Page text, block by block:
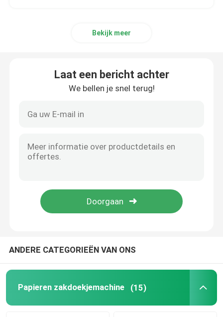
Huis
Producten
Bekijk meer
Laat een bericht achter
We bellen je snel terug!
ANDERE CATEGORIEËN VAN ONS
Papieren zakdoekjemachine (15)